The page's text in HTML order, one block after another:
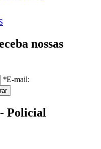
nossas
*E-mail:
Policial